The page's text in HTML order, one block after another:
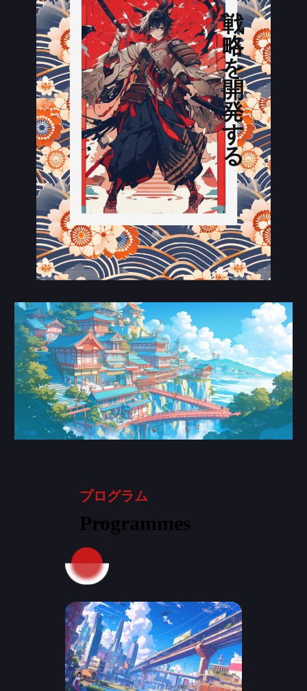
戦
略
を
開
発
す
る
プログラム
Programmes